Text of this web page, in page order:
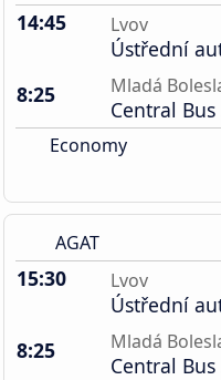
14:45 Lvov
Ústřední
8:25
Mladá
Central
Economy
AGAT
15:30 Lvov
Ústřední
8:25
Mladá
Central